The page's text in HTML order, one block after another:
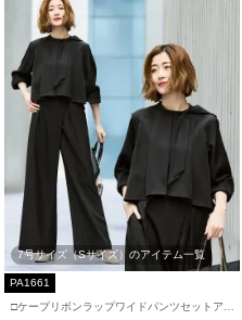
7号サイズ（Sサイズ）のアイテム一覧
PA1661
□ケープリボンラップワイドパンツセットアッ